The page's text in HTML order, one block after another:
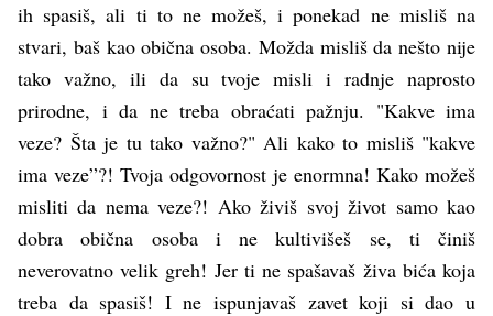
ih spasiš, ali ti to ne možeš, i ponekad ne misliš na
stvari, baš kao obična osoba. Možda misliš da nešto nije
tako važno, ili da su tvoje misli i radnje naprosto
prirodne, i da ne treba obraćati pažnju. "Kakve ima
veze? Šta je tu tako važno?" Ali kako to misliš "kakve
ima veze”?! Tvoja odgovornost je enormna! Kako možeš
misliti da nema veze?! Ako živiš svoj život samo kao
dobra obična osoba i ne kultivišeš se, ti činiš
neverovatno velik greh! Jer ti ne spašavaš živa bića koja
treba da spasiš! I ne ispunjavaš zavet koji si dao u